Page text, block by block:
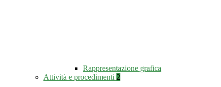
Rappresentazione grafica
Attività e procedimenti 2